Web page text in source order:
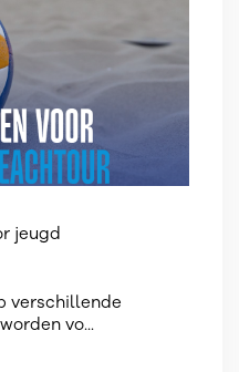
jeugd
verschillende
vo...